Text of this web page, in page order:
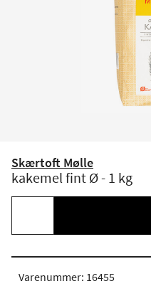
Skærtoft Mølle
kakemel fint Ø - 1 kg
Varenummer: 16455